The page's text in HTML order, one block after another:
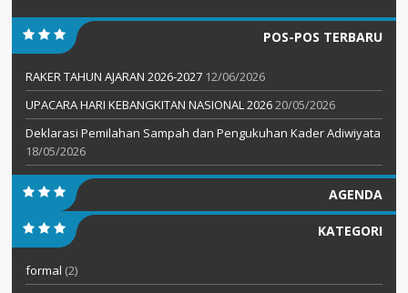
POS-POS TERBARU
RAKER TAHUN AJARAN 2026-2027 12/06/2026
UPACARA HARI KEBANGKITAN NASIONAL 202620/05/2026
Deklarasi Pemilahan Sampah dan Pengukuhan Kader Adiwiyata
18/05/2026
AGENDA
KATEGORI
formal (2)